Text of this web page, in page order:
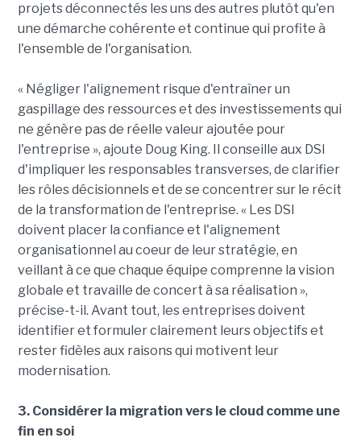
projets déconnectés les uns des autres plutôt qu'en
une démarche cohérente et continue qui profite à
l'ensemble de l'organisation.
« Négliger l'alignement risque d'entraîner un
gaspillage des ressources et des investissements qui
ne génère pas de réelle valeur ajoutée pour
l'entreprise », ajoute Doug King. Il conseille aux DSI
d'impliquer les responsables transverses, de clarifier
les rôles décisionnels et de se concentrer sur le récit
de la transformation de l'entreprise. « Les DSI
doivent placer la confiance et l'alignement
organisationnel au coeur de leur stratégie, en
veillant à ce que chaque équipe comprenne la vision
globale et travaille de concert à sa réalisation »,
précise-t-il. Avant tout, les entreprises doivent
identifier et formuler clairement leurs objectifs et
rester fidèles aux raisons qui motivent leur
modernisation.
3. Considérer la migration vers le cloud comme une
fin en soi